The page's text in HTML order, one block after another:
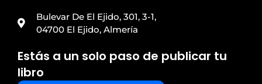
Bulevar De El Ejido, 301, 3-1,
04700 El Ejido, Almería
Estás a un solo paso de publicar tu
libro